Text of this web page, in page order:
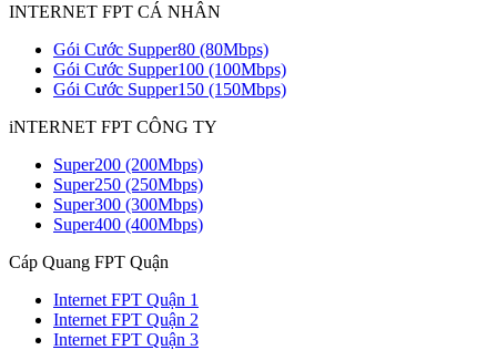
INTERNET FPT CÁ NHÂN
Gói Cước Supper80 (80Mbps)
Gói Cước Supper100 (100Mbps)
Gói Cước Supper150 (150Mbps)
iNTERNET FPT CÔNG TY
Super200 (200Mbps)
Super250 (250Mbps)
Super300 (300Mbps)
Super400 (400Mbps)
Cáp Quang FPT Quận
Internet FPT Quận 1
Internet FPT Quận 2
Internet FPT Quận 3